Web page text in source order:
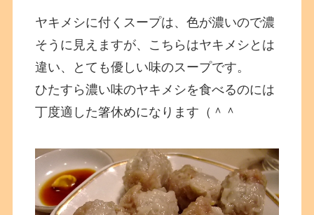
ヤキメシに付くスープは、色が濃いので濃
そうに見えますが、こちらはヤキメシとは
違い、とても優しい味のスープです。
ひたすら濃い味のヤキメシを食べるのには
丁度適した箸休めになります（＾＾